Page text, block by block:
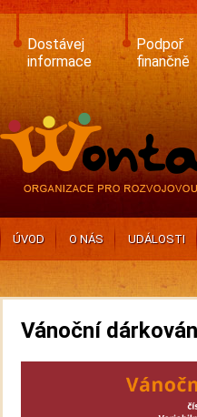
Skip
main
content
Dostávej
informace
Podpoř
finančně
ÚVOD O NÁS UDÁLOSTI
Vánoční